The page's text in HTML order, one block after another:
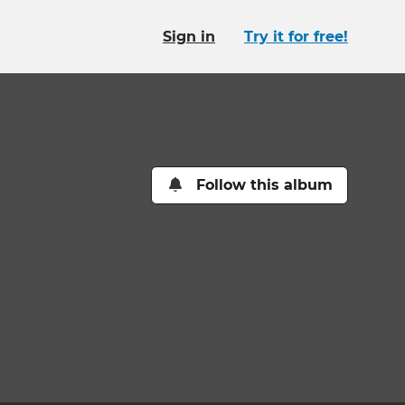
Sign in Try it for free!
Follow this album